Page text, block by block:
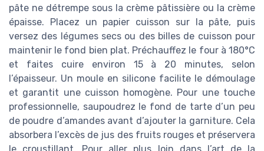
pâte ne détrempe sous la crème pâtissière ou la crème
épaisse. Placez un papier cuisson sur la pâte, puis
versez des légumes secs ou des billes de cuisson pour
maintenir le fond bien plat. Préchauffez le four à 180°C
et faites cuire environ 15 à 20 minutes, selon
l’épaisseur. Un moule en silicone facilite le démoulage
et garantit une cuisson homogène. Pour une touche
professionnelle, saupoudrez le fond de tarte d’un peu
de poudre d’amandes avant d’ajouter la garniture. Cela
absorbera l’excès de jus des fruits rouges et préservera